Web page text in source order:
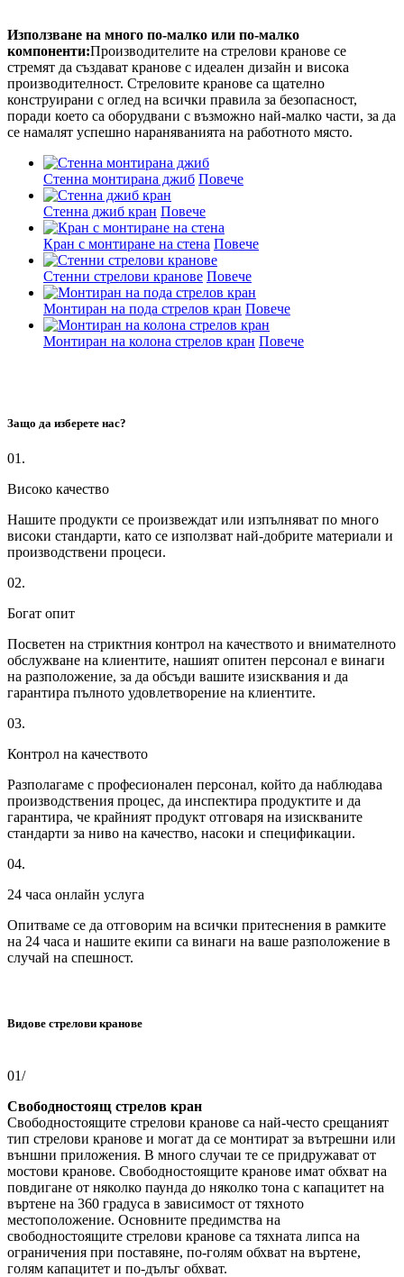
Използване на много по-малко или по-малко
компоненти:Производителите на стрелови кранове се
стремят да създават кранове с идеален дизайн и висока
производителност. Стреловите кранове са щателно
конструирани с оглед на всички правила за безопасност,
поради което са оборудвани с възможно най-малко части, за да
се намалят успешно нараняванията на работното място.
Стенна монтирана джиб Повече
Стенна джиб кран Повече
Кран с монтиране на стена Повече
Стенни стрелови кранове Повече
Монтиран на пода стрелов кран Повече
Монтиран на колона стрелов кран Повече
Защо да изберете нас?
01.
Високо качество
Нашите продукти се произвеждат или изпълняват по много
високи стандарти, като се използват най-добрите материали и
производствени процеси.
02.
Богат опит
Посветен на стриктния контрол на качеството и внимателното
обслужване на клиентите, нашият опитен персонал е винаги
на разположение, за да обсъди вашите изисквания и да
гарантира пълното удовлетворение на клиентите.
03.
Контрол на качеството
Разполагаме с професионален персонал, който да наблюдава
производствения процес, да инспектира продуктите и да
гарантира, че крайният продукт отговаря на изискваните
стандарти за ниво на качество, насоки и спецификации.
04.
24 часа онлайн услуга
Опитваме се да отговорим на всички притеснения в рамките
на 24 часа и нашите екипи са винаги на ваше разположение в
случай на спешност.
Видове стрелови кранове
01/
Свободностоящ стрелов кран
Свободностоящите стрелови кранове са най-често срещаният
тип стрелови кранове и могат да се монтират за вътрешни или
външни приложения. В много случаи те се придружават от
мостови кранове. Свободностоящите кранове имат обхват на
повдигане от няколко паунда до няколко тона с капацитет на
въртене на 360 градуса в зависимост от тяхното
местоположение. Основните предимства на
свободностоящите стрелови кранове са тяхната липса на
ограничения при поставяне, по-голям обхват на въртене,
голям капацитет и по-дълъг обхват.